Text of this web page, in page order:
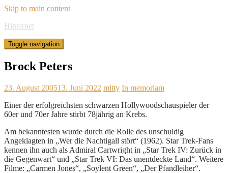
Skip to main content
Hinternet
Toggle navigation
Brock Peters
23. August 200513. Juni 2022 mitty In memoriam
Einer der erfolgreichsten schwarzen Hollywoodschauspieler der
60er und 70er Jahre stirbt 78jährig an Krebs.
Am bekanntesten wurde durch die Rolle des unschuldig
Angeklagten in „Wer die Nachtigall stört“ (1962). Star Trek-Fans
kennen ihn auch als Admiral Cartwright in „Star Trek IV: Zurück in
die Gegenwart“ und „Star Trek VI: Das unentdeckte Land“. Weitere
Filme: „Carmen Jones“, „Soylent Green“, „Der Pfandleiher“.